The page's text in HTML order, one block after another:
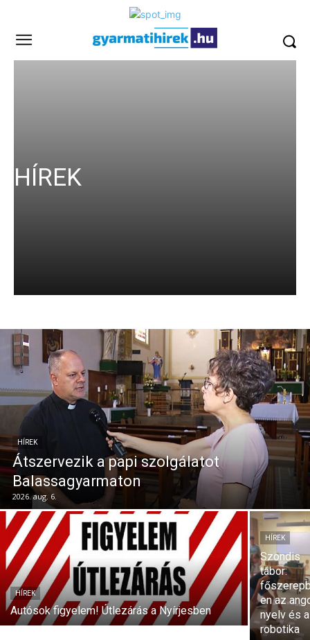
HÍREK
HÍREK
Átszervezik a papi szolgálatot
Balassagyarmaton
2026. aug. 6.
HÍREK
Autósok figyelem! Útlezárás a Nyírjesben
HÍREK
Szondis
tábor:
en az
nyelv és a
robotika